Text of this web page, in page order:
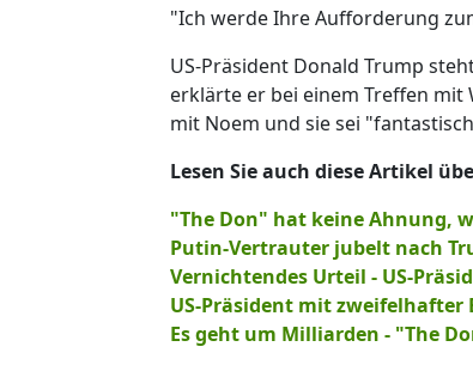
"Ich werde Ihre Aufforderung
US-Präsident Donald Trump
erklärte er bei einem Treffen
mit Noem und sie sei
Lesen Sie auch diese Artikel
"The Don" hat keine Ahnung,
Putin-Vertrauter jubelt nach
Vernichtendes Urteil - US-
US-Präsident mit
Es geht um Milliarden - "The